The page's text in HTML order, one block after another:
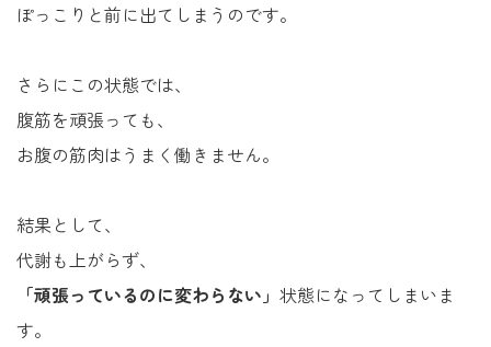
ぽっこりと前に出てしまうのです。
さらにこの状態では、
腹筋を頑張っても、
お腹の筋肉はうまく働きません。
結果として、
代謝も上がらず、
「頑張っているのに変わらない」 状態になってしまいま
す。